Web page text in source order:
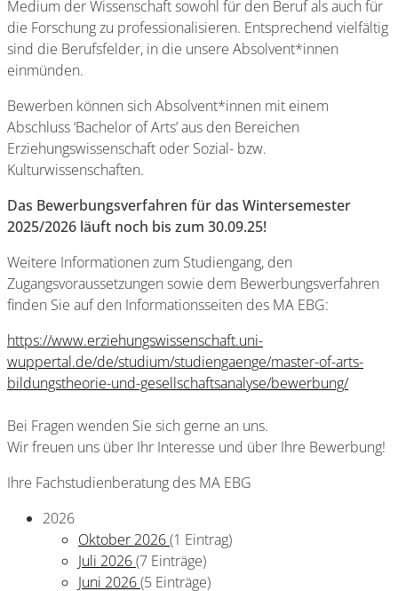
Medium der Wissenschaft sowohl für den Beruf als auch für
die Forschung zu professionalisieren. Entsprechend vielfältig
sind die Berufsfelder, in die unsere Absolvent*innen
einmünden.
Bewerben können sich Absolvent*innen mit einem
Abschluss ‘Bachelor of Arts’ aus den Bereichen
Erziehungswissenschaft oder Sozial- bzw.
Kulturwissenschaften.
Das Bewerbungsverfahren für das Wintersemester
2025/2026 läuft noch bis zum 30.09.25!
Weitere Informationen zum Studiengang, den
Zugangsvoraussetzungen sowie dem Bewerbungsverfahren
finden Sie auf den Informationsseiten des MA EBG:
https://www.erziehungswissenschaft.uni-
wuppertal.de/de/studium/studiengaenge/master-of-arts-
bildungstheorie-und-gesellschaftsanalyse/bewerbung/
Bei Fragen wenden Sie sich gerne an uns.
Wir freuen uns über Ihr Interesse und über Ihre Bewerbung!
Ihre Fachstudienberatung des MA EBG
2026
Oktober 2026(1 Eintrag)
Juli 2026(7 Einträge)
Juni 2026(5 Einträge)